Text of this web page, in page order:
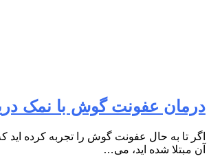
درمان عفونت گوش با نمک
اگر تا به حال عفونت گوش را تجربه کرده اید
آن مبتلا شده اید، می…